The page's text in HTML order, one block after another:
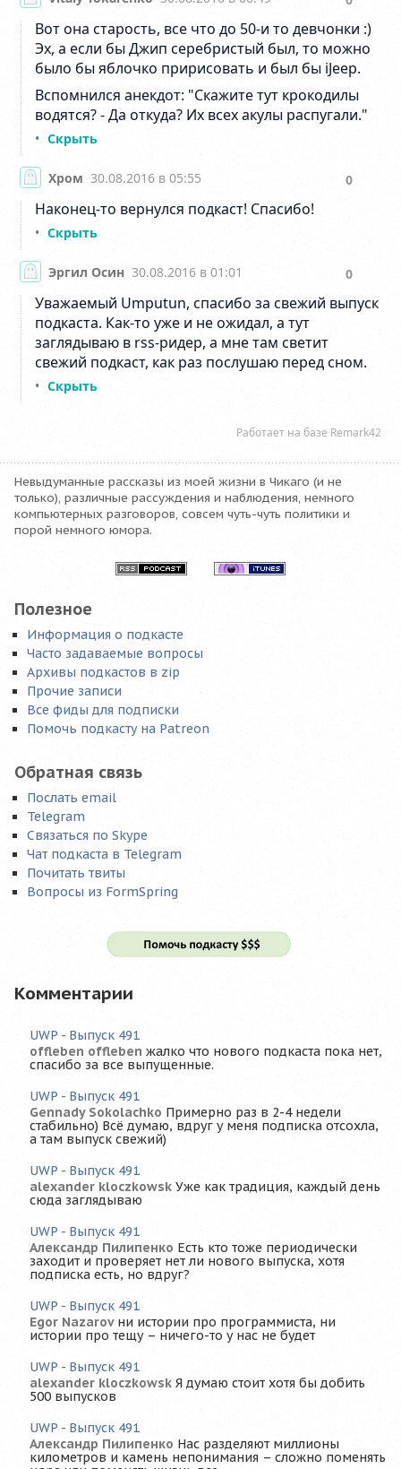
Невыдуманные рассказы из моей жизни в Чикаго (и не
только), различные рассуждения и наблюдения, немного
компьютерных разговоров, совсем чуть-чуть политики и
порой немного юмора.
Полезное
Информация о подкасте
Часто задаваемые вопросы
Архивы подкастов в zip
Прочие записи
Все фиды для подписки
Помочь подкасту на Patreon
Обратная связь
Послать email
Telegram
Связаться по Skype
Чат подкаста в Telegram
Почитать твиты
Вопросы из FormSpring
Комментарии
UWP - Выпуск 491
offleben offleben жалко что нового подкаста пока нет,
спасибо за все выпущенные.
UWP - Выпуск 491
Gennady Sokolachko Примерно раз в 2-4 недели
стабильно) Всё думаю, вдруг у меня подписка отсохла,
а там выпуск свежий)
UWP - Выпуск 491
alexander kloczkowsk Уже как традиция, каждый день
сюда заглядываю
UWP - Выпуск 491
Александр Пилипенко Есть кто тоже периодически
заходит и проверяет нет ли нового выпуска, хотя
подписка есть, но вдруг?
UWP - Выпуск 491
Egor Nazarov ни истории про программиста, ни
истории про тещу – ничего-то у нас не будет
UWP - Выпуск 491
alexander kloczkowsk Я думаю стоит хотя бы добить
500 выпусков
UWP - Выпуск 491
Александр Пилипенко Нас разделяют миллионы
километров и камень непонимания – сложно поменять